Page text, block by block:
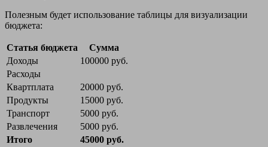
Полезным будет использование таблицы для визуализации
бюджета:
Статья бюджета
Сумма
Доходы
100000 руб.
Расходы
Квартплата
20000 руб.
Продукты
15000 руб.
Транспорт
5000 руб.
Развлечения
5000 руб.
Итого
45000 руб.